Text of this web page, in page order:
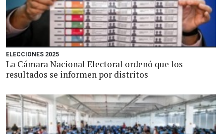
ELECCIONES 2025
La Cámara Nacional Electoral ordenó que los
resultados se informen por distritos